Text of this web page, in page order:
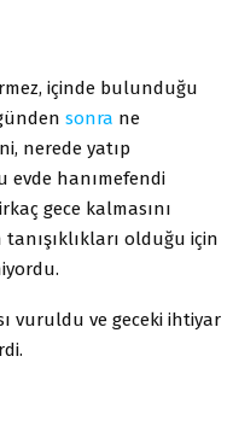
içinde bulunduğu
sonra ne
nerede yatıp
evde hanımefendi
gece kalmasını
olduğu için
vuruldu ve geceki ihtiyar